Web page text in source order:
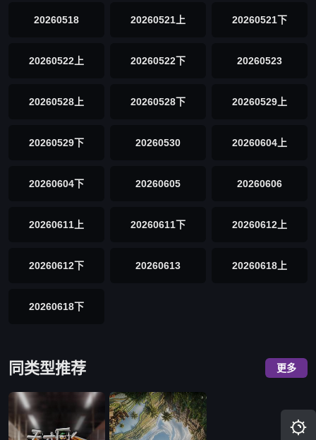
20260518 20260521上 20260521下
20260522上 20260522下 20260523
20260528上 20260528下 20260529上
20260529下 20260530 20260604上
20260604下 20260605 20260606
20260611上 20260611下 20260612上
20260612下 20260613 20260618上
20260618下
同类型推荐 更多
